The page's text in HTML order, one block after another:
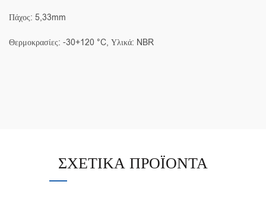
Πάχος: 5,33mm
Θερμοκρασίες: -30+120 °C, Υλικά: NBR
ΣΧΕΤΙΚΆ ΠΡΟΪΌΝΤΑ